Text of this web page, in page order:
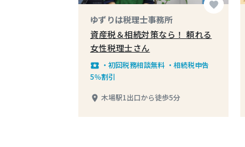
favorite
ゆずりは税理士事務所
資産税＆相続対策なら！ 頼れる
女性税理士さん
local_play ・初回税務相談無料 ・相続税申告
5％割引
place 木場駅1出口から徒歩5分